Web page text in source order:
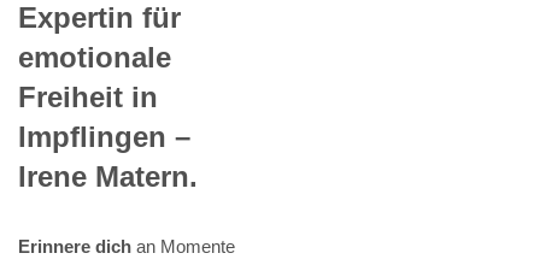
Expertin für
emotionale
Freiheit in
Impflingen –
Irene Matern.
Erinnere dich an Momente